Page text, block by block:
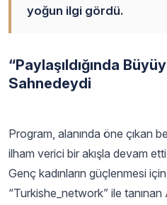
yoğun ilgi gördü.
“Paylaşıldığında
Sahnedeydi
Program, alanında öne çıkan
ilham verici bir akışla devam
Genç kadınların güçlenmesi
“Turkishe_network” ile